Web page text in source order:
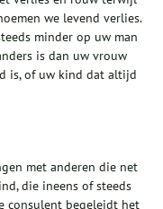
we levend verlies.
minder op uw man
is dan uw vrouw
is, of uw kind dat altijd
met anderen die net
die ineens of steeds
consulent begeleidt het